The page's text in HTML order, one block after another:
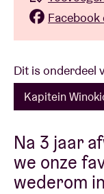
Dit is onderdeel
Kapitein
Na 3 jaar
we onze
wederom